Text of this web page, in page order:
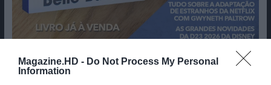
Magazine.HD - Do Not Process My Personal
Information